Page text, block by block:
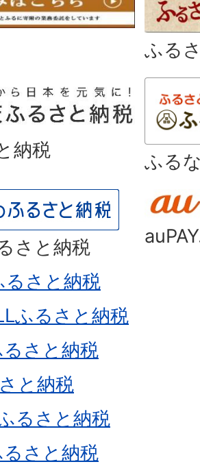
ふる
納税
ふる
さと納税
るさと納税
ふるさと納税
さと納税
と納税
るさと納税
さと納税